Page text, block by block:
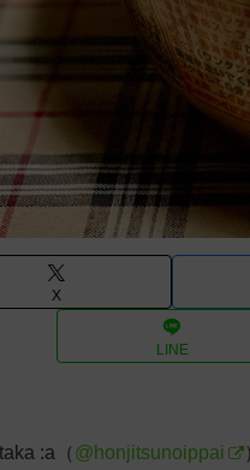
X
LINE
:a（ @honjitsunoippai